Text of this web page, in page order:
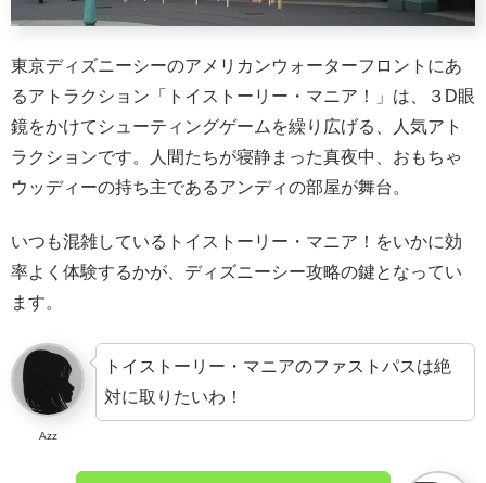
東京ディズニーシーのアメリカンウォーターフロントにあ
るアトラクション「トイストーリー・マニア！」は、３D眼
鏡をかけてシューティングゲームを繰り広げる、人気アト
ラクションです。人間たちが寝静まった真夜中、おもちゃ
ウッディーの持ち主であるアンディの部屋が舞台。
いつも混雑しているトイストーリー・マニア！をいかに効
率よく体験するかが、ディズニーシー攻略の鍵となってい
ます。
Azz
トイストーリー・マニアのファストパスは絶
対に取りたいわ！